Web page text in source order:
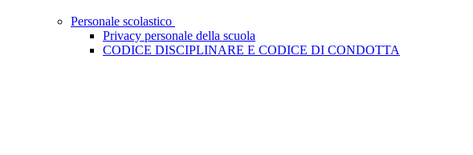
Personale scolastico
Privacy personale della scuola
CODICE DISCIPLINARE E CODICE DI CONDOTTA